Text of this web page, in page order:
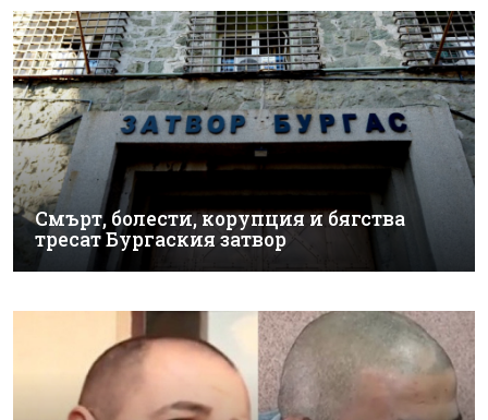
Смърт, болести, корупция и бягства
тресат Бургаския затвор